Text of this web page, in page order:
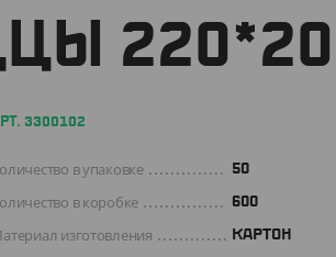
3300102
в упаковке 50
в коробке 600
изготовления КАРТОН